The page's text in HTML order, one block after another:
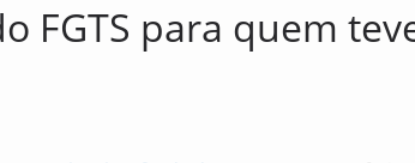
FGTS para quem